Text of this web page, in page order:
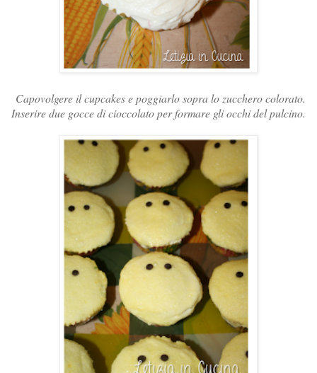
Capovolgere il cupcakes e poggiarlo sopra lo zucchero colorato.
Inserire due gocce di cioccolato per formare gli occhi del pulcino.